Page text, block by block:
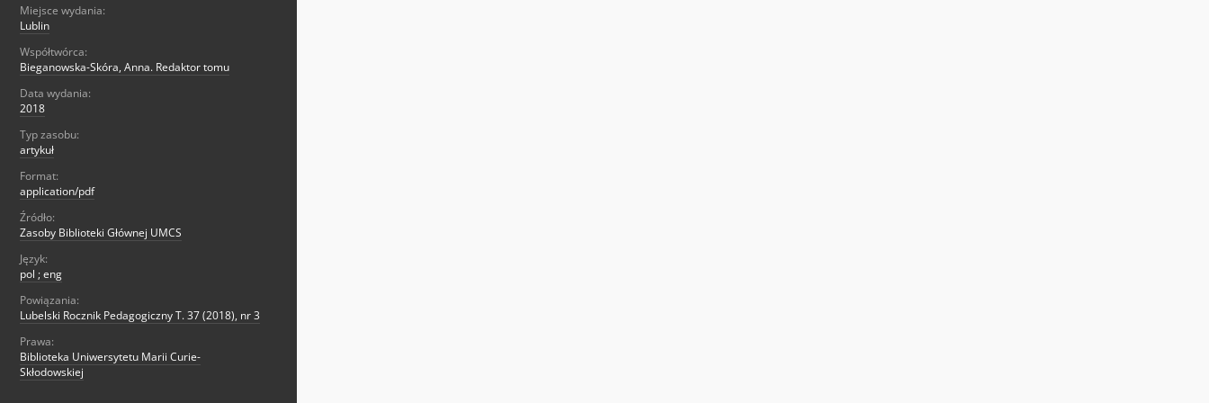
Miejsce wydania:
Lublin
Współtwórca:
Bieganowska-Skóra, Anna. Redaktor tomu
Data wydania:
2018
Typ zasobu:
artykuł
Format:
application/pdf
Źródło:
Zasoby Biblioteki Głównej UMCS
Język:
pol ; eng
Powiązania:
Lubelski Rocznik Pedagogiczny T. 37 (2018), nr 3
Prawa:
Biblioteka Uniwersytetu Marii Curie-
Skłodowskiej